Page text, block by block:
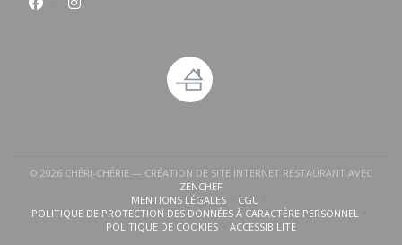
Facebook ((ouvre une nouvelle fenêtre))
Instagram ((ouvre une nouvelle fenêtre))
© 2026 CHÉRI-CHÉRIE — CRÉATION DE SITE INTERNET RESTAURANT AVEC
ZENCHEF((OUVRE UNE NOUVELLE FENÊTRE))
MENTIONS LÉGALES((OUVRE UNE NOUVELLE FENÊTRE))
CGU((OUVRE UNE NOUVELLE
POLITIQUE DE PROTECTION DES DONNÉES À CARACTÈRE PERSONNEL
((OUVRE UNE NOUVELLE FENÊTRE))
POLITIQUE DE COOKIES((OUVRE UNE NOUVELLE FENÊTRE))
ACCESSIBILITE((OUVRE UNE NOUVELLE